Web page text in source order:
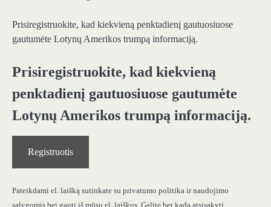
Prisiregistruokite, kad kiekvieną penktadienį gautuosiuose
gautumėte Lotynų Amerikos trumpą informaciją.
Prisiregistruokite, kad kiekvieną
penktadienį gautuosiuose gautumėte
Lotynų Amerikos trumpą informaciją.
Registruotis
Pateikdami el. laišką sutinkate su privatumo politika ir naudojimo
sąlygomis bei gauti iš mūsų el. laiškus. Galite bet kada atsisakyti.